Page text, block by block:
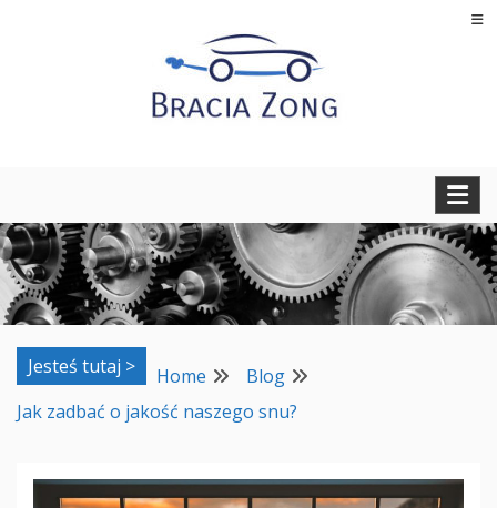
Jesteś tutaj > Home
Blog
Jak zadbać o jakość naszego snu?